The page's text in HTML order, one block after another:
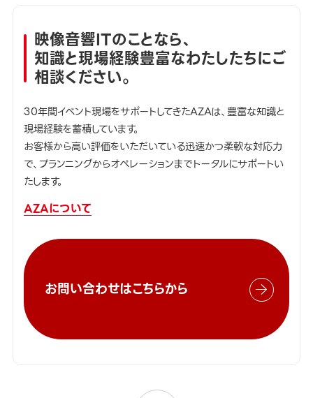
映像音響ITのことなら、
知識と現場経験豊富なわたしたちにご
相談ください。
30年間イベント現場をサポートしてきたAZAは、豊富な知識と
現場経験を蓄積しています。
お客様から高い評価をいただいている迅速かつ柔軟な対応力
で、プランニングからオペレーションまでトータルにサポートい
たします。
AZAについて
お問い合わせはこちらから